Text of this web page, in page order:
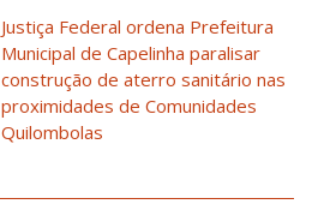
Justiça Federal ordena Prefeitura
Municipal de Capelinha paralisar
construção de aterro sanitário nas
proximidades de Comunidades
Quilombolas